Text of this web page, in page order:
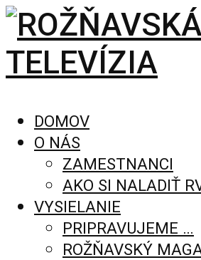
DOMOV
O NÁS
ZAMESTNANCI
AKO SI NALADIŤ
VYSIELANIE
PRIPRAVUJEME …
ROŽŇAVSKÝ